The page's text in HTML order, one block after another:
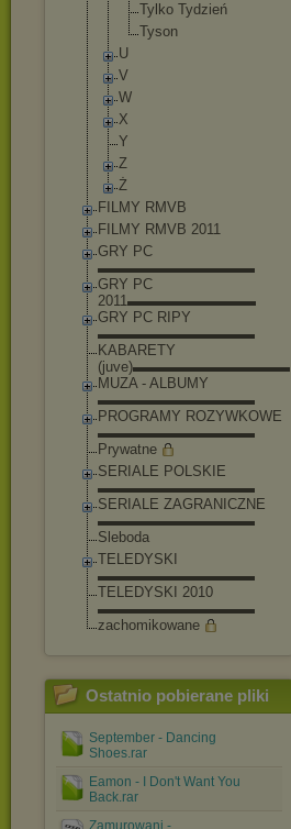
Tylko Tydzień
Tyson
U
V
W
X
Y
Z
Ż
FILMY RMVB
FILMY RMVB 2011
GRY PC
▬▬▬▬▬▬▬▬▬▬▬
GRY PC
2011▬▬▬▬▬▬▬▬▬
GRY PC RIPY
▬▬▬▬▬▬▬▬▬▬▬
KABARETY
(juve)▬▬▬▬▬▬▬▬▬▬▬
MUZA - ALBUMY
▬▬▬▬▬▬▬▬▬▬▬
PROGRAMY ROZYWKOWE
▬▬▬▬▬▬▬▬▬▬▬
Prywatne
SERIALE POLSKIE
▬▬▬▬▬▬▬▬▬▬▬
SERIALE ZAGRANICZNE
▬▬▬▬▬▬▬▬▬▬▬
Sleboda
TELEDYSKI
▬▬▬▬▬▬▬▬▬▬▬
TELEDYSKI 2010
▬▬▬▬▬▬▬▬▬▬▬
zachomikowane
Ostatnio pobierane pliki
September - Dancing
Shoes.rar
Eamon - I Don't Want You
Back.rar
Zamurowani -